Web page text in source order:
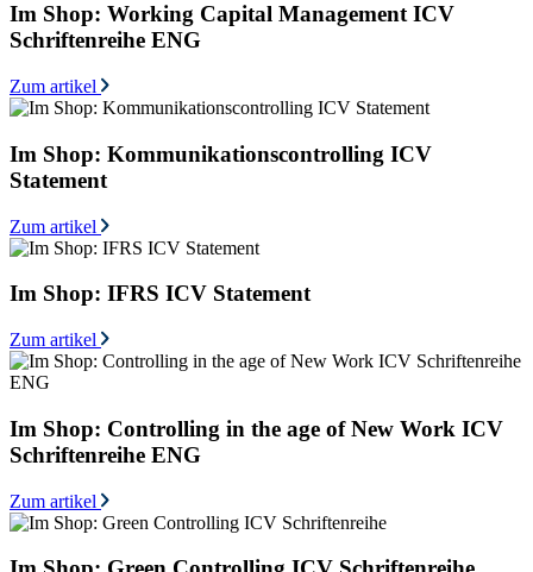
Im Shop: Working Capital Management ICV
Schriftenreihe ENG
Zum artikel
Im Shop: Kommunikationscontrolling ICV
Statement
Zum artikel
Im Shop: IFRS ICV Statement
Zum artikel
Im Shop: Controlling in the age of New Work ICV
Schriftenreihe ENG
Zum artikel